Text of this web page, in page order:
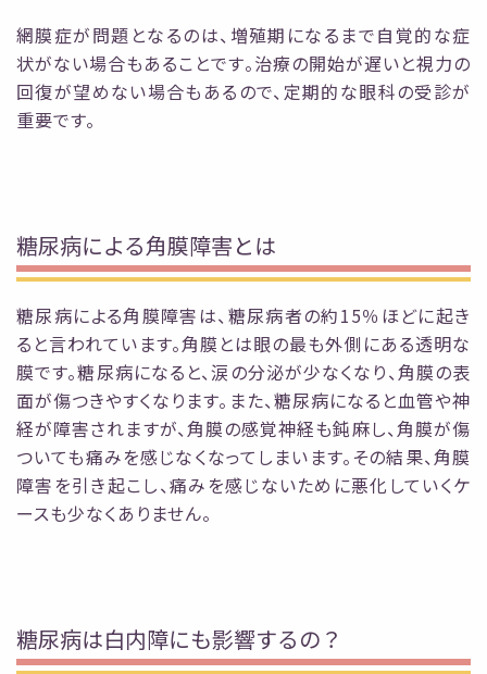
網膜症が問題となるのは、増殖期になるまで自覚的な症
状がない場合もあることです。治療の開始が遅いと視力の
回復が望めない場合もあるので、定期的な眼科の受診が
重要です。
糖尿病による角膜障害とは
糖尿病による角膜障害は、糖尿病者の約15％ほどに起き
ると言われています。角膜とは眼の最も外側にある透明な
膜です。糖尿病になると、涙の分泌が少なくなり、角膜の表
面が傷つきやすくなります。また、糖尿病になると血管や神
経が障害されますが、角膜の感覚神経も鈍麻し、角膜が傷
ついても痛みを感じなくなってしまいます。その結果、角膜
障害を引き起こし、痛みを感じないために悪化していくケ
ースも少なくありません。
糖尿病は白内障にも影響するの？